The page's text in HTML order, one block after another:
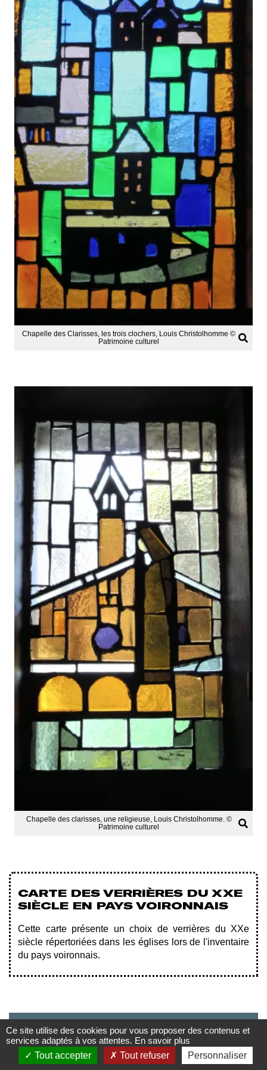
Ce site utilise des cookies pour vous proposer des contenus et
services adaptés à vos attentes. En savoir plus
Tout accepter
Tout refuser Personnaliser
Chapelle des Clarisses, les trois clochers, Louis Christolhomme ©
Patrimoine culturel
en
grand
Chapelle des clarisses, une religieuse, Louis Christolhomme. ©
Patrimoine culturel
CARTE DES VERRIÈRES DU XXE
SIÈCLE EN PAYS VOIRONNAIS
Cette carte présente un choix de verrières du XXe
siècle répertoriées dans les églises lors de l'inventaire
du pays voironnais.